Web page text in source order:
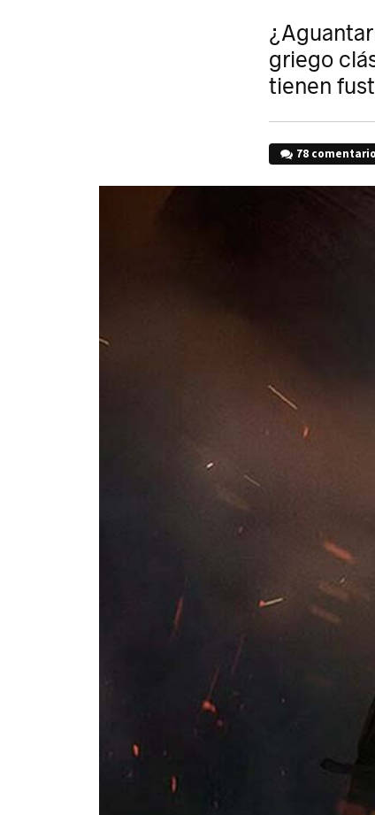
griego
tienen
78